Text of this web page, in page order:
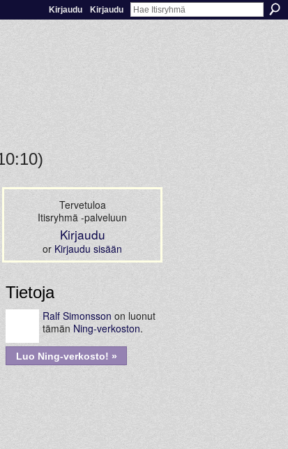
Kirjaudu Kirjaudu
Tervetuloa
Itisryhmä -palveluun
Kirjaudu
or Kirjaudu sisään
Tietoja
Ralf Simonsson on luonut
tämän Ning-verkoston.
Luo Ning-verkosto! »